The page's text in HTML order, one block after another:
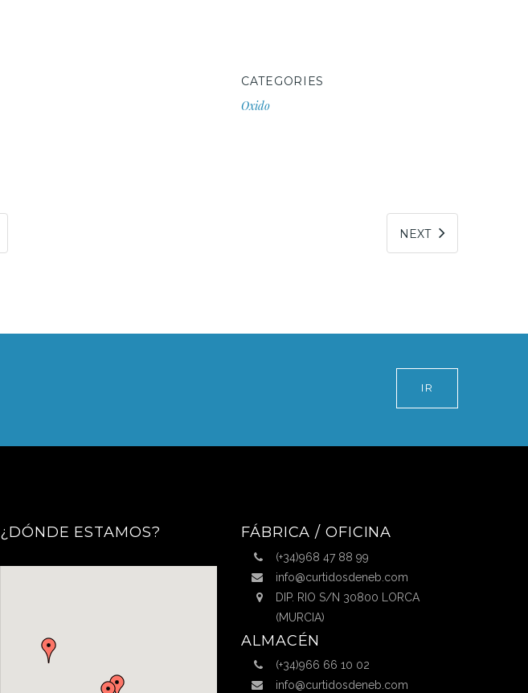
CATEGORIES
Oxido
NEXT
IR
¿DÓNDE ESTAMOS? FÁBRICA / OFICINA
(+34)968 47 88 99
info@curtidosdeneb.com
DIP. RIO S/N 30800 LORCA
(MURCIA)
ALMACÉN
(+34)966 66 10 02
info@curtidosdeneb.com